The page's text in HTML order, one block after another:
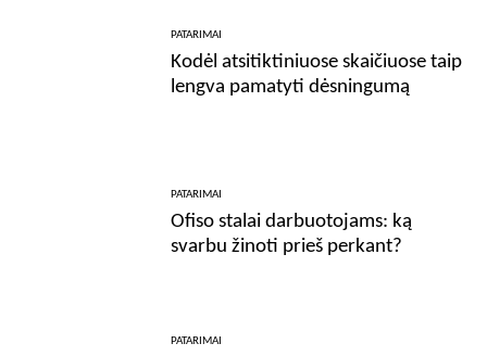
PATARIMAI
Kodėl atsitiktiniuose skaičiuose taip
lengva pamatyti dėsningumą
PATARIMAI
Ofiso stalai darbuotojams: ką
svarbu žinoti prieš perkant?
PATARIMAI